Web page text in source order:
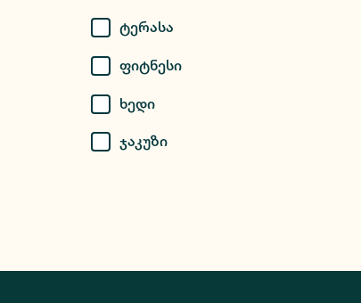
Ტერასა
Ფიტნესი
Ხედი
Ჯაკუზი